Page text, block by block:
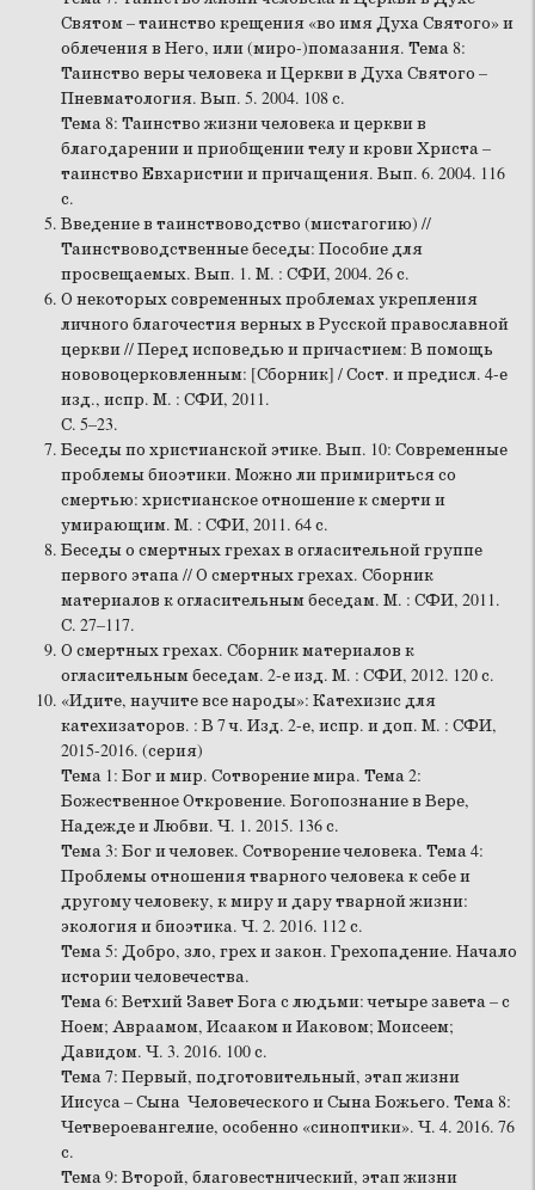
Святом – таинство крещения «во имя Духа Святого» и
облечения в Него, или (миро-)помазания. Тема 8:
Таинство веры человека и Церкви в Духа Святого –
Пневматология. Вып. 5. 2004. 108 с.
Тема 8: Таинство жизни человека и церкви в
благодарении и приобщении телу и крови Христа –
таинство Евхаристии и причащения. Вып. 6. 2004. 116
с.
Введение в таинствоводство (мистагогию) //
Таинствоводственные беседы: Пособие для
просвещаемых. Вып. 1. М. : СФИ, 2004. 26 с.
О некоторых современных проблемах укрепления
личного благочестия верных в Русской православной
церкви // Перед исповедью и причастием: В помощь
нововоцерковленным: [Сборник] / Сост. и предисл. 4-е
изд., испр. М. : СФИ, 2011.
С. 5–23.
Беседы по христианской этике. Вып. 10: Современные
проблемы биоэтики. Можно ли примириться со
смертью: христианское отношение к смерти и
умирающим. М. : СФИ, 2011. 64 с.
Беседы о смертных грехах в огласительной группе
первого этапа // О смертных грехах. Сборник
материалов к огласительным беседам. М. : СФИ, 2011.
С. 27–117.
О смертных грехах. Сборник материалов к
огласительным беседам. 2-е изд. М. : СФИ, 2012. 120 с.
«Идите, научите все народы»: Катехизис для
катехизаторов. : В 7 ч. Изд. 2-е, испр. и доп. М. : СФИ,
2015-2016. (серия)
Тема 1: Бог и мир. Сотворение мира. Тема 2:
Божественное Откровение. Богопознание в Вере,
Надежде и Любви. Ч. 1. 2015. 136 с.
Тема 3: Бог и человек. Сотворение человека. Тема 4:
Проблемы отношения тварного человека к себе и
другому человеку, к миру и дару тварной жизни:
экология и биоэтика. Ч. 2. 2016. 112 с.
Тема 5: Добро, зло, грех и закон. Грехопадение. Начало
истории человечества.
Тема 6: Ветхий Завет Бога с людьми: четыре завета – с
Ноем; Авраамом, Исааком и Иаковом; Моисеем;
Давидом. Ч. 3. 2016. 100 с.
Тема 7: Первый, подготовительный, этап жизни
Иисуса – Сына Человеческого и Сына Божьего. Тема 8:
Четвероевангелие, особенно «синоптики». Ч. 4. 2016. 76
с.
Тема 9: Второй, благовестнический, этап жизни